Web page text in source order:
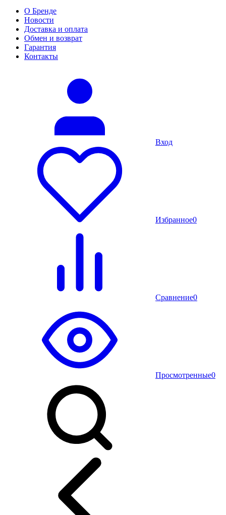
О Бренде
Новости
Доставка и оплата
Обмен и возврат
Гарантия
Контакты
Вход
Избранное0
Сравнение0
Просмотренные0